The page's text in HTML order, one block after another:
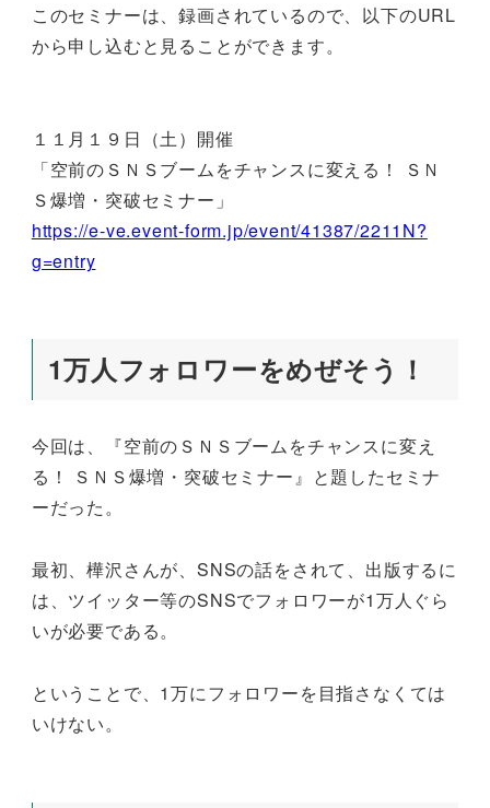
このセミナーは、録画されているので、以下のURL
から申し込むと見ることができます。
１１月１９日（土）開催
「空前のＳＮＳブームをチャンスに変える！ ＳＮ
Ｓ爆増・突破セミナー」
https://e-ve.event-form.jp/event/41387/2211N?
g=entry
1万人フォロワーをめぜそう！
今回は、『空前のＳＮＳブームをチャンスに変え
る！ ＳＮＳ爆増・突破セミナー』と題したセミナ
ーだった。
最初、樺沢さんが、SNSの話をされて、出版するに
は、ツイッター等のSNSでフォロワーが1万人ぐら
いが必要である。
ということで、1万にフォロワーを目指さなくては
いけない。